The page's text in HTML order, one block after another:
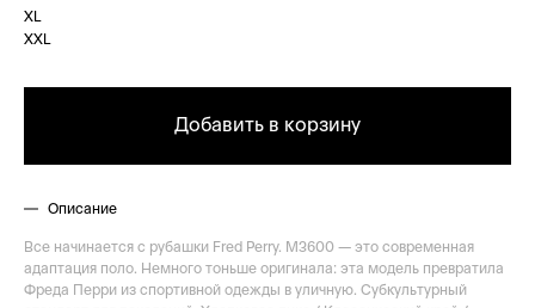
XL
XXL
Добавить в корзину
Описание
Все начинается с рубашки Fred Perry. M3600 — это современная
адаптация поло. Немного тоньше оригинала: эта модель превратила
Фреда Перри из спортивной одежды в уличную. Субкультурный